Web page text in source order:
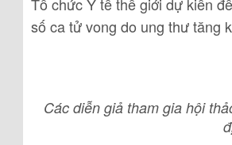
số ca tử vong do ung thư tăng
Các diễn giả tham gia hội